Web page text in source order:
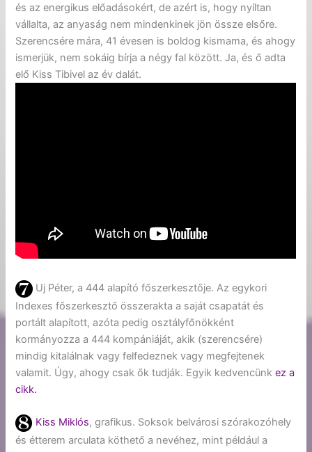
és az energikus előadásokért, de azért is, hogy nyíltan
vállalta, az anyaság nem mindenkinek jön össze elsőre.
Szerencsére mára, 41 évesen is boldog kismama, és ahogy
ismerjük, nem sokáig bírja a négy fal között. Ja, és ő adta
elő Kiss Tibivel az év dalát.
Uj Péter, a 444 alapító főszerkesztője. Az egykori
Indexes főszerkesztő összerakta a saját csapatát és
portált alapított, azóta pedig osztályfőnökként
kormányozza a 444 kompániáját, akik (szerencsére)
mindig kitalálnak vagy felfedeznek vagy megfejtenek
valamit. Úgy, ahogy csak ők tudják. Egyik kedvencünkez a
cikk.
Kiss Miklós, grafikus. Soksok belvárosi szórakozóhely
és étterem arculata köthető a nevéhez, mint például a